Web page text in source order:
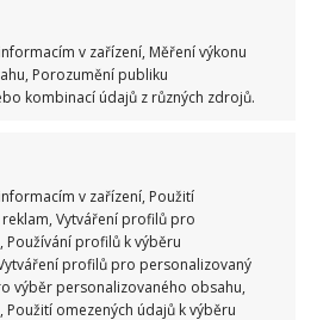
v zařízení, Měření výkonu
Porozumění publiku
kombinací údajů z různých zdrojů.
v zařízení, Použití
Vytváření profilů pro
profilů k výběru
profilů pro personalizovaný
výběr personalizovaného obsahu,
Použití omezených údajů k výběru
šíření bakterií, snižuje
dobrou paměť
od kašle, působí proti
imunitu i zdraví ústní dutiny,
a další
korovou omáčku. Kopr se